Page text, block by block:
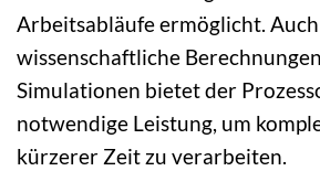
Arbeitsabläufe ermöglicht.
wissenschaftliche
Simulationen bietet der
notwendige Leistung, um
kürzerer Zeit zu verarbeiten.